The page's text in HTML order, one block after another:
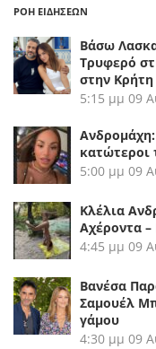
ΡΟΗ ΕΙΔΗΣΕΩΝ
Βάσω
Τρυφερό
στην Κρήτη
5:15 μμ 09
Ανδρομάχη:
κατώτεροι
5:00 μμ 09
Κλέλια
Αχέροντα
4:45 μμ 09
Βανέσα
Σαμουέλ
γάμου
4:30 μμ 09